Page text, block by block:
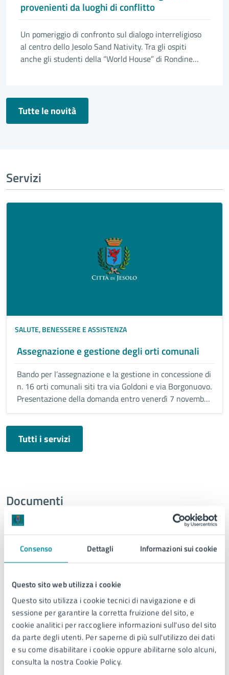
Consenso Dettagli Informazioni sui cookie
Questo sito web utilizza i cookie
Questo sito utilizza i cookie tecnici di navigazione e di
sessione per garantire la corretta fruizione del sito, e
cookie analitici per raccogliere informazioni sull'uso del sito
da parte degli utenti. Per saperne di più sull'utilizzo dei dati
e su come disabilitare i cookie oppure abilitarne solo alcuni,
consulta la nostra Cookie Policy.
provenienti da luoghi di conflitto
Un pomeriggio di confronto sul dialogo interreligioso
al centro dello Jesolo Sand Nativity. Tra gli ospiti
anche gli studenti della “World House” di Rondine
Tutte le novità
Servizi
SALUTE, BENESSERE E ASSISTENZA
Assegnazione e gestione degli orti comunali
Bando per l’assegnazione e la gestione in concessione di
n. 16 orti comunali siti tra via Goldoni e via Borgonuovo.
Presentazione della domanda entro venerdì 7 novembre
2025, ore 13.00
Tutti i servizi
Documenti
Centro giovani
giovani, sociale, politiche giovanili
DATASET
Iscrizioni Centro giovani
giovani, sociale, politiche giovanili